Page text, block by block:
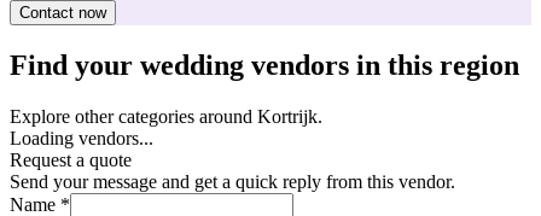
Contact now
Find your wedding vendors in this region
Explore other categories around Kortrijk.
Loading vendors...
Request a quote
Send your message and get a quick reply from this vendor.
Name *